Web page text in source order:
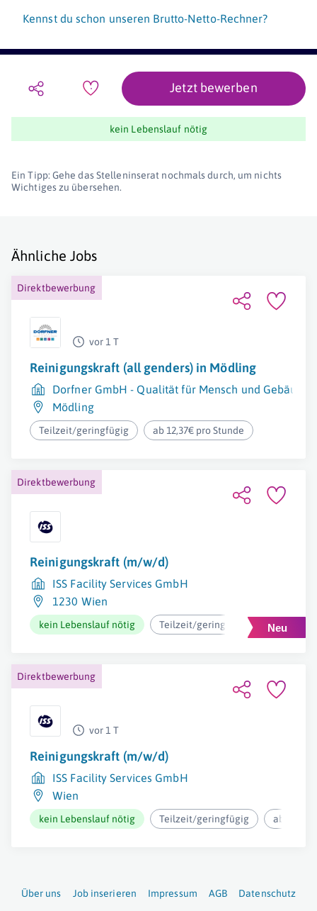
Kennst du schon unseren Brutto-Netto-Rechner?
Jetzt bewerben
kein Lebenslauf nötig
Ein Tipp: Gehe das Stelleninserat nochmals durch, um nichts
Wichtiges zu übersehen.
Ähnliche Jobs
Direktbewerbung
vor 1 T
Reinigungskraft (all genders) in Mödling
Dorfner GmbH - Qualität für Mensch und Gebäude
Mödling
Teilzeit/geringfügig ab 12,37€ pro Stunde
Direktbewerbung
Reinigungskraft (m/w/d)
ISS Facility Services GmbH
1230 Wien
kein Lebenslauf nötig Teilzeit/geringfügig ab
Direktbewerbung
vor 1 T
Reinigungskraft (m/w/d)
ISS Facility Services GmbH
Wien
kein Lebenslauf nötig Teilzeit/geringfügig ab
Über uns Job inserieren Impressum AGB Datenschutz